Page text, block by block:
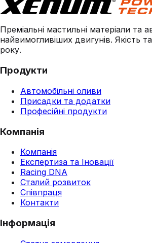
Преміальні мастильні матеріали та
найвимогливіших двигунів. Якість
року.
Продукти
Автомобільні оливи
Присадки та додатки
Професійні продукти
Компанія
Компанія
Експертиза та Іновації
Racing DNA
Сталий розвиток
Співпраця
Контакти
Інформація